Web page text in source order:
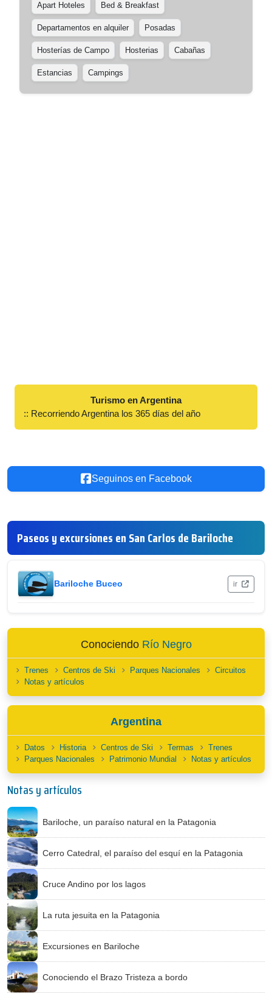
Apart Hoteles Bed & Breakfast
Departamentos en alquiler Posadas
Hosterías de Campo Hosterias Cabañas
Estancias Campings
Turismo en Argentina
:: Recorriendo Argentina los 365 días del año
Seguinos en Facebook
Paseos y excursiones en San Carlos de Bariloche
Bariloche Buceo ir
Conociendo Río Negro
Trenes Centros de Ski Parques Nacionales
Circuitos
Notas y artículos
Argentina
Datos Historia Centros de Ski Termas
Trenes
Parques Nacionales
Patrimonio Mundial Notas y artículos
Notas y artículos
Bariloche, un paraíso natural en la Patagonia
Cerro Catedral, el paraíso del esquí en la Patagonia
Cruce Andino por los lagos
La ruta jesuita en la Patagonia
Excursiones en Bariloche
Conociendo el Brazo Tristeza a bordo